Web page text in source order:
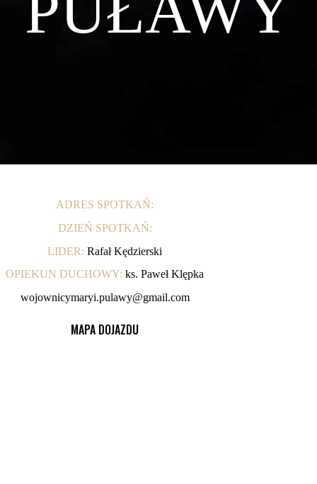
ADRES SPOTKAŃ:
DZIEŃ SPOTKAŃ:
LIDER: Rafał Kędzierski
OPIEKUN DUCHOWY: ks. Paweł Klępka
wojownicymaryi.pulawy@gmail.com
MAPA DOJAZDU